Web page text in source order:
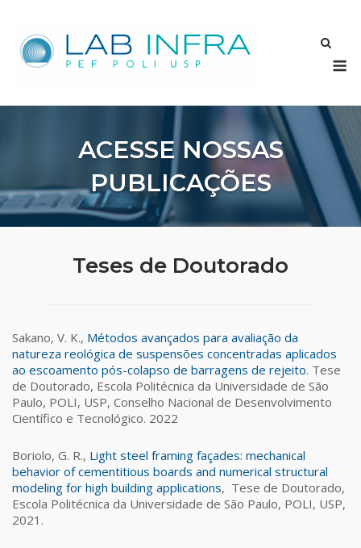
content
ACESSE NOSSAS
PUBLICAÇÕES
Teses de Doutorado
Sakano, V. K., Métodos avançados para avaliação da
natureza reológica de suspensões concentradas aplicados
ao escoamento pós-colapso de barragens de rejeito. Tese
de Doutorado, Escola Politécnica da Universidade de São
Paulo, POLI, USP, Conselho Nacional de Desenvolvimento
Científico e Tecnológico. 2022
Boriolo, G. R., Light steel framing façades: mechanical
behavior of cementitious boards and numerical structural
modeling for high building applications, Tese de Doutorado,
Escola Politécnica da Universidade de São Paulo, POLI, USP,
2021.